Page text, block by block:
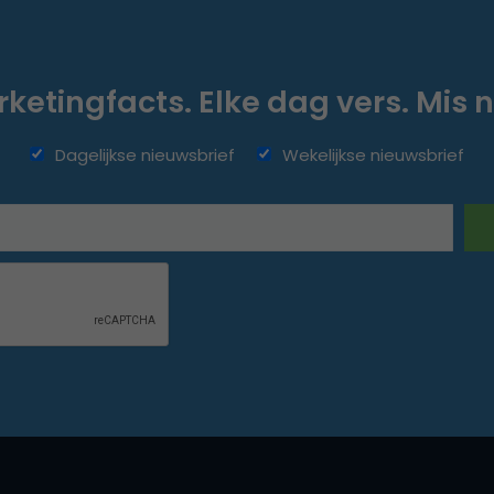
Elke dag vers. Mis
Dagelijkse nieuwsbrief Wekelijkse nieuwsbrief